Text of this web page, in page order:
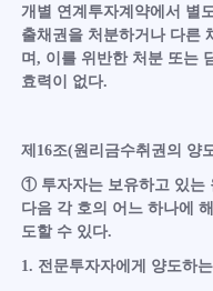
개별 연계투자계약에서 별
출채권을 처분하거나 다른
며, 이를 위반한 처분 또는
효력이 없다.
제16조(원리금수취권의 양
① 투자자는 보유하고 있는
다음 각 호의 어느 하나에
도할 수 있다.
1. 전문투자자에게 양도하